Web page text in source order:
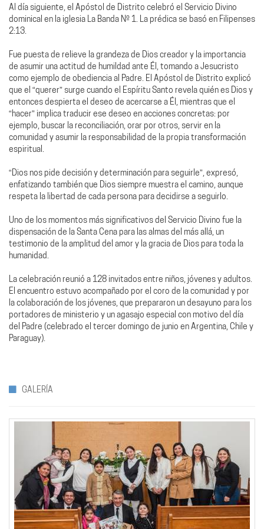
Al día siguiente, el Apóstol de Distrito celebró el Servicio Divino
dominical en la iglesia La Banda Nº 1. La prédica se basó en Filipenses
2:13.
Fue puesta de relieve la grandeza de Dios creador y la importancia
de asumir una actitud de humildad ante Él, tomando a Jesucristo
como ejemplo de obediencia al Padre. El Apóstol de Distrito explicó
que el “querer” surge cuando el Espíritu Santo revela quién es Dios y
entonces despierta el deseo de acercarse a Él, mientras que el
“hacer” implica traducir ese deseo en acciones concretas: por
ejemplo, buscar la reconciliación, orar por otros, servir en la
comunidad y asumir la responsabilidad de la propia transformación
espiritual.
“Dios nos pide decisión y determinación para seguirle”, expresó,
enfatizando también que Dios siempre muestra el camino, aunque
respeta la libertad de cada persona para decidirse a seguirlo.
Uno de los momentos más significativos del Servicio Divino fue la
dispensación de la Santa Cena para las almas del más allá, un
testimonio de la amplitud del amor y la gracia de Dios para toda la
humanidad.
La celebración reunió a 128 invitados entre niños, jóvenes y adultos.
El encuentro estuvo acompañado por el coro de la comunidad y por
la colaboración de los jóvenes, que prepararon un desayuno para los
portadores de ministerio y un agasajo especial con motivo del día
del Padre (celebrado el tercer domingo de junio en Argentina, Chile y
Paraguay).
GALERÍA